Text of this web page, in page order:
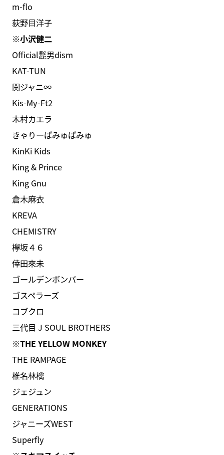
m-flo
荻野目洋子
※小沢健二
Official髭男dism
KAT-TUN
関ジャニ∞
Kis-My-Ft2
木村カエラ
きゃりーぱみゅぱみゅ
KinKi Kids
King & Prince
King Gnu
倉木麻衣
KREVA
CHEMISTRY
欅坂４６
倖田來未
ゴールデンボンバー
ゴスペラーズ
コブクロ
三代目 J SOUL BROTHERS
※THE YELLOW MONKEY
THE RAMPAGE
椎名林檎
ジェジュン
GENERATIONS
ジャニーズWEST
Superfly